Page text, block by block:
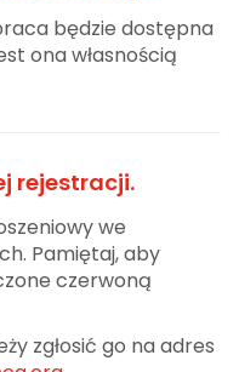
będzie dostępna
ona własnością
rejestracji.
we
Pamiętaj, aby
czerwoną
zgłosić go na adres